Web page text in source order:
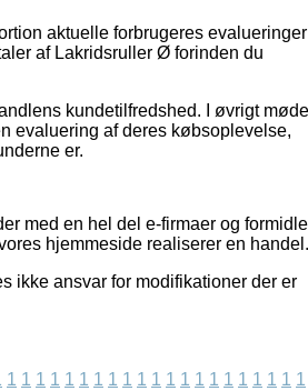
aktuelle forbrugeres evalueringer
af Lakridsruller Ø forinden du
kundetilfredshed. I øvrigt
evaluering af deres købsoplevelse,
er.
med en hel del e-firmaer og
hjemmeside realiserer en handel.
ikke ansvar for modifikationer der er
1 1 1 1 1 1 1 1 1 1 1 1 1 1 1 1 1 1 1 1 1